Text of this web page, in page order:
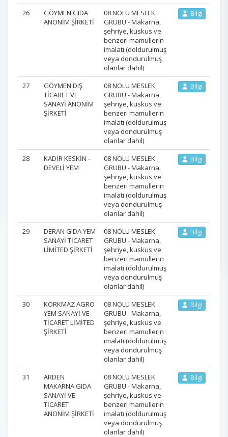
26
GÖYMEN GIDA
ANONİM ŞİRKETİ
08 NOLU MESLEK
GRUBU - Makarna,
şehriye, kuskus ve
benzeri mamullerin
imalatı (doldurulmuş
veya dondurulmuş
olanlar dahil)
Bilgi
27
GÖYMEN DIŞ
TİCARET VE
SANAYİ ANONİM
ŞİRKETİ
08 NOLU MESLEK
GRUBU - Makarna,
şehriye, kuskus ve
benzeri mamullerin
imalatı (doldurulmuş
veya dondurulmuş
olanlar dahil)
Bilgi
28
KADİR KESKİN -
DEVELİ YEM
08 NOLU MESLEK
GRUBU - Makarna,
şehriye, kuskus ve
benzeri mamullerin
imalatı (doldurulmuş
veya dondurulmuş
olanlar dahil)
Bilgi
29
DERAN GIDA YEM
SANAYİ TİCARET
LİMİTED ŞİRKETİ
08 NOLU MESLEK
GRUBU - Makarna,
şehriye, kuskus ve
benzeri mamullerin
imalatı (doldurulmuş
veya dondurulmuş
olanlar dahil)
Bilgi
30
KORKMAZ AGRO
YEM SANAYİ VE
TİCARET LİMİTED
ŞİRKETİ
08 NOLU MESLEK
GRUBU - Makarna,
şehriye, kuskus ve
benzeri mamullerin
imalatı (doldurulmuş
veya dondurulmuş
olanlar dahil)
Bilgi
31
ARDEN
MAKARNA GIDA
SANAYİ VE
TİCARET
ANONİM ŞİRKETİ
08 NOLU MESLEK
GRUBU - Makarna,
şehriye, kuskus ve
benzeri mamullerin
imalatı (doldurulmuş
veya dondurulmuş
olanlar dahil)
Bilgi